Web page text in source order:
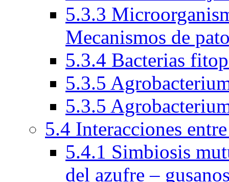
5.3.3
Mecanismos de
5.3.4 Bacterias
5.3.5
5.3.5
5.4 Interacciones
5.4.1 Simbiosis
del azufre –